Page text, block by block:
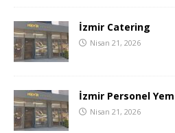
İzmir Catering
Nisan 21, 2026
İzmir Personel
Nisan 21, 2026